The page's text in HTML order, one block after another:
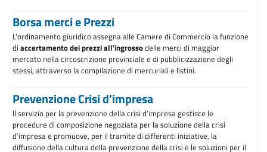
Borsa merci e Prezzi
L'ordinamento giuridico assegna alle Camere di Commercio la funzione
di accertamento dei prezzi all'ingrossodelle merci di maggior
mercato nella circoscrizione provinciale e di pubblicizzazione degli
stessi, attraverso la compilazione di mercuriali e listini.
Prevenzione Crisi d’impresa
Il servizio per la prevenzione della crisi d’impresa gestisce le
procedure di composizione negoziata per la soluzione della crisi
d’impresa e promuove, per il tramite di differenti iniziative, la
diffusione della cultura della prevenzione della crisi e le soluzioni per il